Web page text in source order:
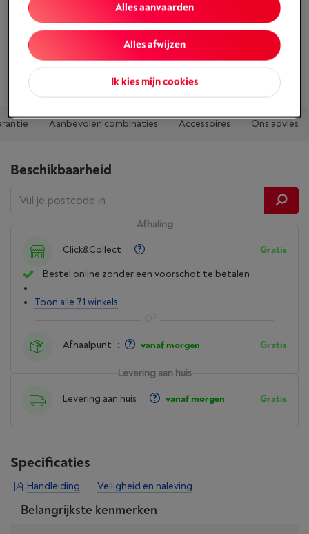
Automatische uitschakeling na 20 minuten
Aanbevolen combinaties Accessoires Ons advies
Beschikbaarheid
Levering aan huis
Levering aan huis : vanaf morgen Gratis
Afhaling
Click&Collect : Gratis
Bestel online zonder een voorschot te betalen
Toon alle 71 winkels
Afhaalpunt : vanaf morgen Gratis
Specificaties
Handleiding Veiligheid en naleving
Belangrijkste kenmerken
Ik kies mijn cookies
Alles afwijzen
Alles aanvaarden